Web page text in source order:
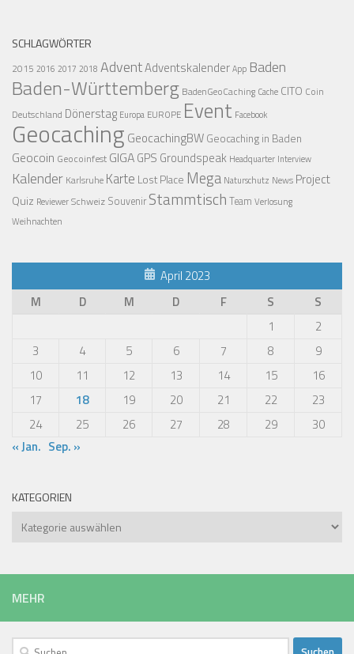
SCHLAGWÖRTER
2015 2016 2017 2018 AdventAdventskalenderApp Baden
Baden-Württemberg BadenGeoCaching Cache CITO Coin
Deutschland Dönerstag Europa EUROPE Event Facebook
Geocaching GeocachingBW Geocaching in Baden
Geocoin Geocoinfest GIGAGPS Groundspeak Headquarter Interview
Kalender Karlsruhe Karte Lost Place Mega Naturschutz News Project
Quiz ReviewerSchweiz Souvenir Stammtisch Team Verlosung
Weihnachten
April 2023
M
D M D F S
S
1
2
3
4 5 6 7 8
9
10
11 12 13 14 15
16
17
18 19 20 21 22
23
24
25 26 27 28 29
30
« Jan. Sep. »
KATEGORIEN
Kategorien
MEHR
Suchen